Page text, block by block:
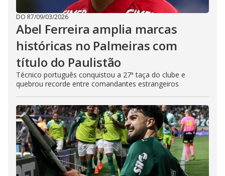
DO R7/09/03/2026
Abel Ferreira amplia marcas
históricas no Palmeiras com
título do Paulistão
Técnico português conquistou a 27ª taça do clube e
quebrou recorde entre comandantes estrangeiros